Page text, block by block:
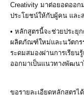
Creativity มาต่อยอดออก
ประโยชน์ให้กับผู้คน และ
• หลักสูตรนี้จะช่วยประยุ
ผลิตภัณฑ์ใหม่และนวัตกร
ระดมสมองผ่านการเรียน
ออกมาเป็นแนวทางพัฒน
ขอรายละเอียดหลักสูตรไ